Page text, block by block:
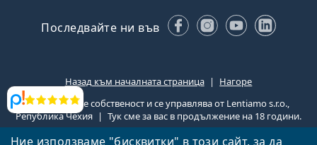
Ние използваме "бисквитки" в този сайт, за да
Прегледи
Последвайте ни във FacebookInstagram
YouTube